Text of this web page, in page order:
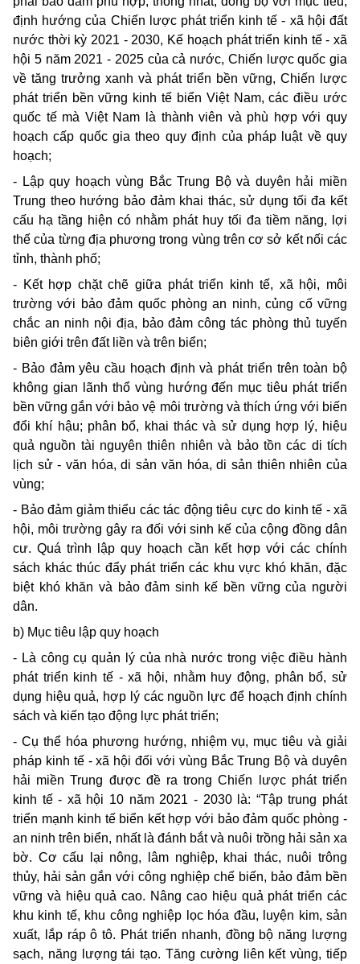
định hướng của Chiến lược phát triển kinh tế - xã hội đất
nước thời kỳ 2021 - 2030, Kế hoạch phát triển kinh tế - xã
hội 5 năm 2021 - 2025 của cả nước, Chiến lược quốc gia
về tăng trưởng xanh và phát triển bền vững, Chiến lược
phát triển bền vững kinh tế biển Việt Nam, các điều ước
quốc tế mà Việt Nam là thành viên và phù hợp với quy
hoạch cấp quốc gia theo quy định của pháp luật về quy
hoạch;
- Lập quy hoạch vùng Bắc Trung Bộ và duyên hải miền
Trung theo hướng bảo đảm khai thác, sử dụng tối đa kết
cấu hạ tầng hiện có nhằm phát huy tối đa tiềm năng, lợi
thế của từng địa phương trong vùng trên cơ sở kết nối các
tỉnh, thành phố;
- Kết hợp chặt chẽ giữa phát triển kinh tế, xã hội, môi
trường với bảo đảm quốc phòng an ninh, củng cố vững
chắc an ninh nội địa, bảo đảm công tác phòng thủ tuyến
biên giới trên đất liền và trên biển;
- Bảo đảm yêu cầu hoạch định và phát triển trên toàn bộ
không gian lãnh thổ vùng hướng đến mục tiêu phát triển
bền vững gắn với bảo vệ môi trường và thích ứng với biến
đổi khí hậu; phân bổ, khai thác và sử dụng hợp lý, hiệu
quả nguồn tài nguyên thiên nhiên và bảo tồn các di tích
lịch sử - văn hóa, di sản văn hóa, di sản thiên nhiên của
vùng;
- Bảo đảm giảm thiểu các tác động tiêu cực do kinh tế - xã
hội, môi trường gây ra đối với sinh kế của cộng đồng dân
cư. Quá trình lập quy hoạch cần kết hợp với các chính
sách khác thúc đẩy phát triển các khu vực khó khăn, đặc
biệt khó khăn và bảo đảm sinh kế bền vững của người
dân.
b) Mục tiêu lập quy hoạch
- Là công cụ quản lý của nhà nước trong việc điều hành
phát triển kinh tế - xã hội, nhằm huy động, phân bổ, sử
dụng hiệu quả, hợp lý các nguồn lực để hoạch định chính
sách và kiến tạo động lực phát triển;
- Cụ thể hóa phương hướng, nhiệm vụ, mục tiêu và giải
pháp kinh tế - xã hội đối với vùng Bắc Trung Bộ và duyên
hải miền Trung được đề ra trong Chiến lược phát triển
kinh tế - xã hội 10 năm 2021 - 2030 là: “Tập trung phát
triển mạnh kinh tế biển kết hợp với bảo đảm quốc phòng -
an ninh trên biển, nhất là đánh bắt và nuôi trồng hải sản xa
bờ. Cơ cấu lại nông, lâm nghiệp, khai thác, nuôi trông
thủy, hải sản gắn với công nghiệp chế biến, bảo đảm bền
vững và hiệu quả cao. Nâng cao hiệu quả phát triển các
khu kinh tế, khu công nghiệp lọc hóa đầu, luyện kim, sản
xuất, lắp ráp ô tô. Phát triển nhanh, đồng bộ năng lượng
sạch, năng lượng tái tạo. Tăng cường liên kết vùng, tiếp